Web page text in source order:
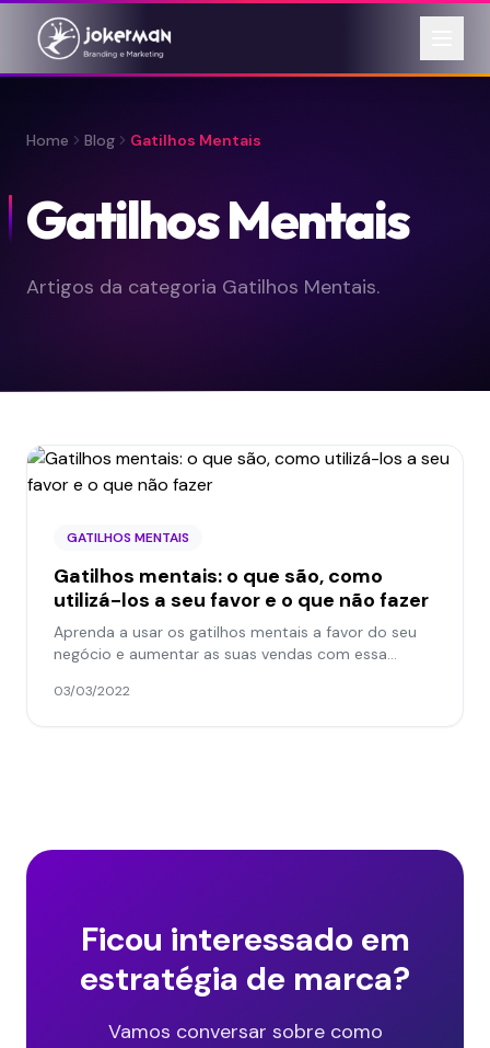
Home Blog Gatilhos Mentais
Gatilhos Mentais
Artigos da categoria Gatilhos Mentais.
GATILHOS MENTAIS
Gatilhos mentais: o que são, como
utilizá-los a seu favor e o que não fazer
Aprenda a usar os gatilhos mentais a favor do seu
negócio e aumentar as suas vendas com essa
03/03/2022
Ficou interessado em
estratégia de marca?
Vamos conversar sobre como